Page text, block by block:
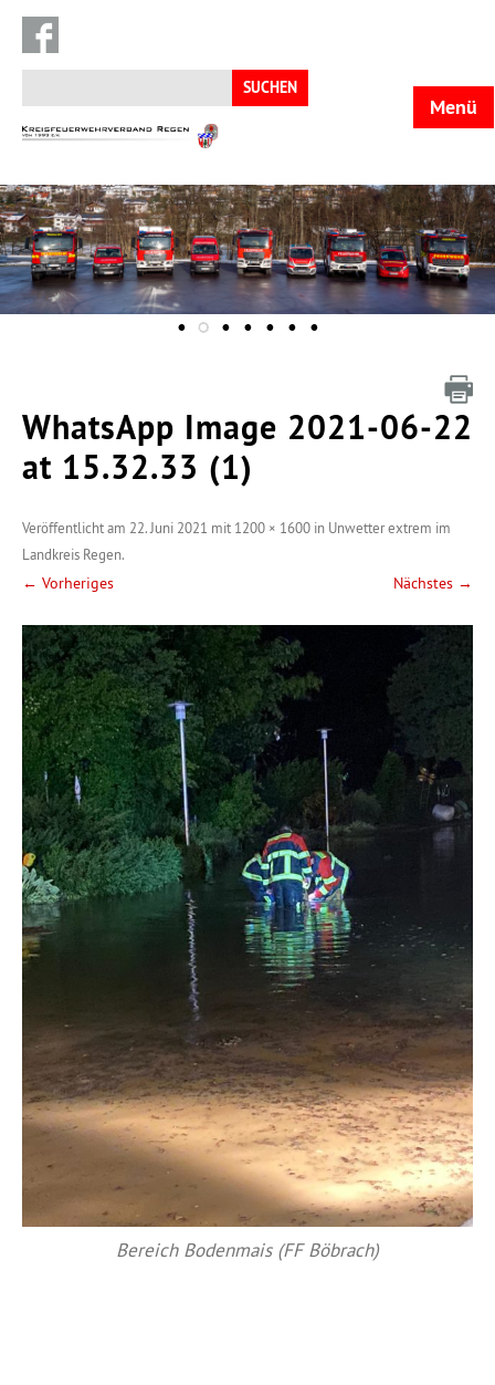
Suchen
nach:
KFV
Menü
WhatsApp Image 2021-06-22
at 15.32.33 (1)
Veröffentlicht am 22. Juni 2021 mit 1200 × 1600 in Unwetter extrem im
Landkreis Regen.
← Vorheriges Nächstes →
Bereich Bodenmais (FF Böbrach)